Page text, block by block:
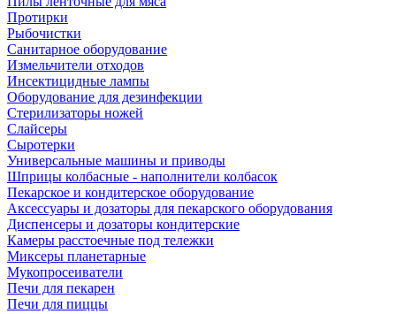
Протирки
Рыбочистки
Санитарное оборудование
Измельчители отходов
Инсектицидные лампы
Оборудование для дезинфекции
Стерилизаторы ножей
Слайсеры
Сыротерки
Универсальные машины и приводы
Шприцы колбасные - наполнители колбасок
Пекарское и кондитерское оборудование
Аксессуары и дозаторы для пекарского оборудования
Диспенсеры и дозаторы кондитерские
Камеры расстоечные под тележки
Миксеры планетарные
Мукопросеиватели
Печи для пекарен
Печи для пиццы